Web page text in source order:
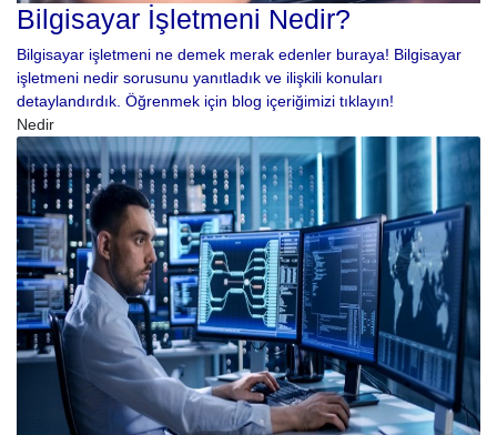
Bilgisayar İşletmeni Nedir?
Bilgisayar işletmeni ne demek merak edenler buraya! Bilgisayar
işletmeni nedir sorusunu yanıtladık ve ilişkili konuları
detaylandırdık. Öğrenmek için blog içeriğimizi tıklayın!
Nedir